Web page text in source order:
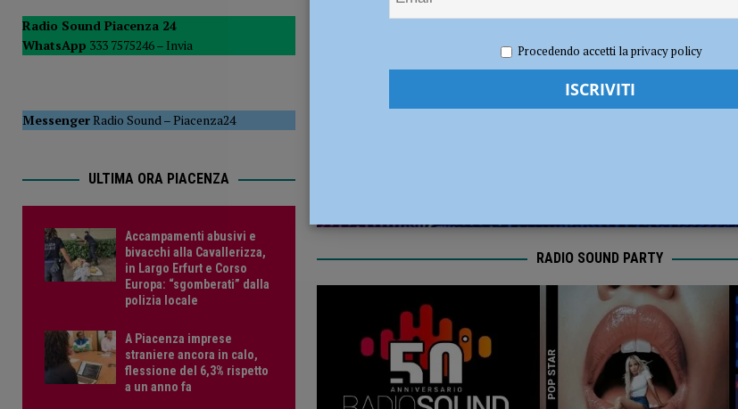
POLITICA
[ 6 Agosto 2026 ] Droga sulle strade, controlli a tappeto dei carabinieri: sette segnalati e stupefacenti sequestrati CRONACA
[ 6 Agosto 2026 ] Scoperto durante il furto in un bar aggredisce i titolari ferendone uno: bloccato e arrestato poco dopo la fuga
Redazione FG Attualità
RADIO SOUND PARTY
Radio Sound Piacenza 24
WhatsApp 333 7575246 – Invia
MessengerRadio Sound–Piacenza24
ULTIMA ORA PIACENZA
Accampamenti abusivi e
bivacchi alla Cavallerizza,
in Largo Erfurt e Corso
Europa: “sgomberati” dalla
polizia locale
A Piacenza imprese
straniere ancora in calo,
flessione del 6,3% rispetto
a un anno fa
Procedendo accetti la privacy policy